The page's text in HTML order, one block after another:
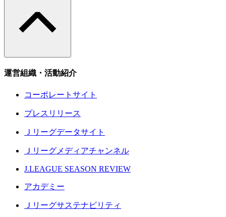
運営組織・活動紹介
コーポレートサイト
プレスリリース
Ｊリーグデータサイト
Ｊリーグメディアチャンネル
J.LEAGUE SEASON REVIEW
アカデミー
Ｊリーグサステナビリティ